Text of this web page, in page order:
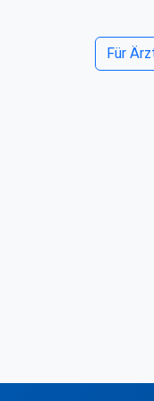
Für